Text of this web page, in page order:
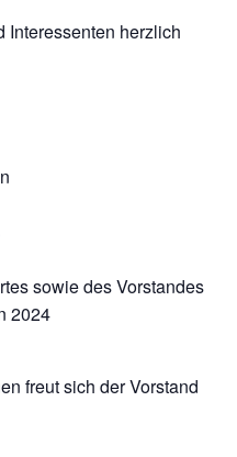
Interessenten herzlich
sowie des Vorstandes
2024
freut sich der Vorstand